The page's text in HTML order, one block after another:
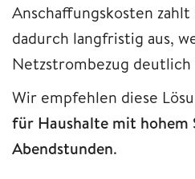
Anschaffungskosten zahlt
dadurch langfristig aus,
Netzstrombezug deutlich
Wir empfehlen diese
für Haushalte mit hohem
Abendstunden.